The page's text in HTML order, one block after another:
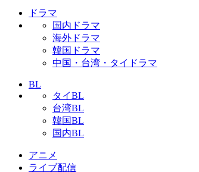
ドラマ
国内ドラマ
海外ドラマ
韓国ドラマ
中国・台湾・タイドラマ
BL
タイBL
台湾BL
韓国BL
国内BL
アニメ
ライブ配信